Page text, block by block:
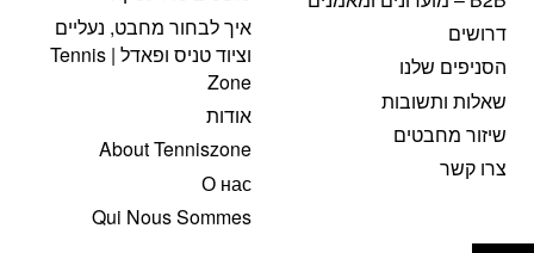
דרושים
הסניפים שלנו
שאלות ותשובות
שיזור מחבטים
צרו קשר
איך לבחור מחבט, נעליים
וציוד טניס ופאדל | Tennis
Zone
אודות
About Tenniszone
О нас
Qui Nous Sommesפתח סרגל נגישות